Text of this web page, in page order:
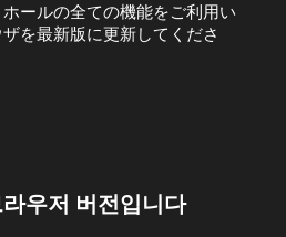
ールの全ての機能をご利用い
を最新版に更新してくださ
우저 버전입니다